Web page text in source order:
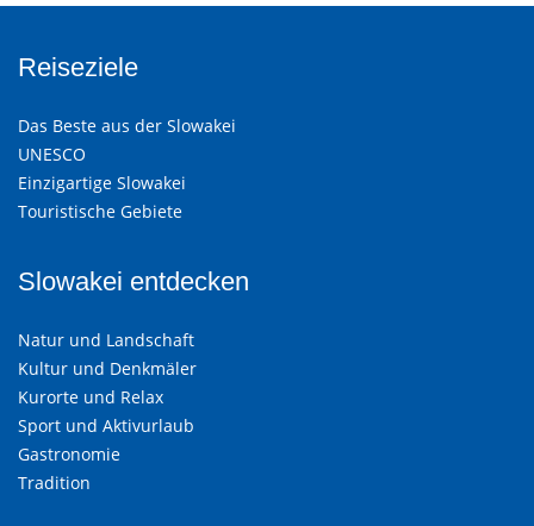
Reiseziele
Das Beste aus der Slowakei
UNESCO
Einzigartige Slowakei
Touristische Gebiete
Slowakei entdecken
Natur und Landschaft
Kultur und Denkmäler
Kurorte und Relax
Sport und Aktivurlaub
Gastronomie
Tradition